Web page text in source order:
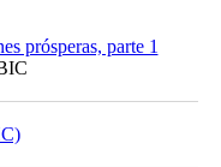
prósperas, parte 1